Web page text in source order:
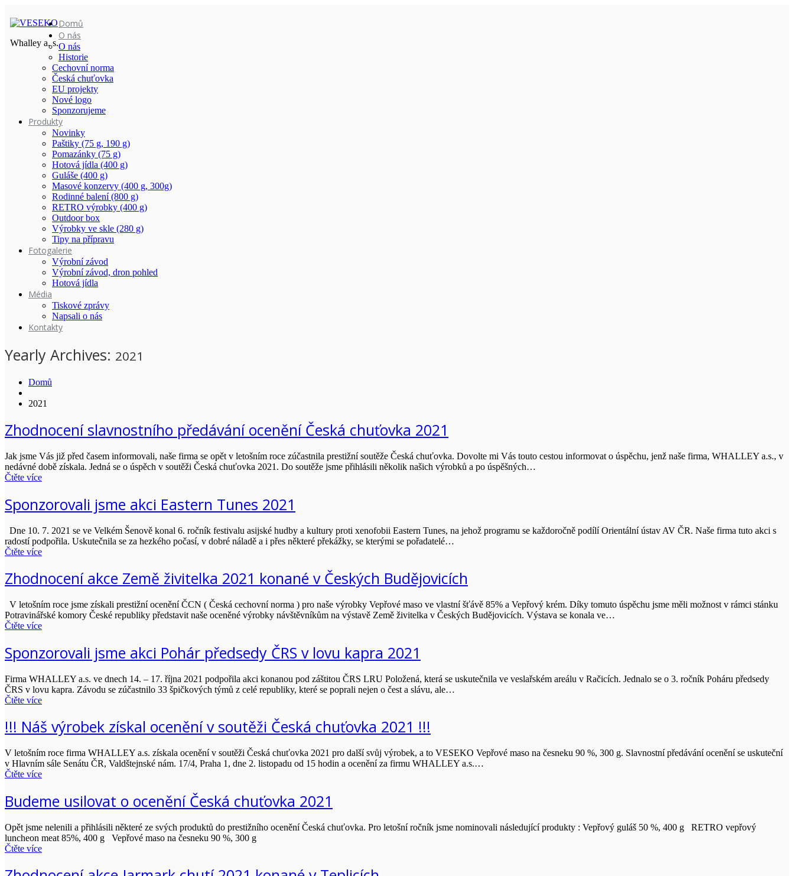
Whalley a. s.
Domů
O nás
O nás
Historie
Cechovní norma
Česká chuťovka
EU projekty
Nové logo
Sponzorujeme
Produkty
Novinky
Paštiky (75 g, 190 g)
Pomazánky (75 g)
Hotová jídla (400 g)
Guláše (400 g)
Masové konzervy (400 g, 300g)
Rodinné balení (800 g)
RETRO výrobky (400 g)
Outdoor box
Výrobky ve skle (280 g)
Tipy na přípravu
Fotogalerie
Výrobní závod
Výrobní závod, dron pohled
Hotová jídla
Média
Tiskové zprávy
Napsali o nás
Kontakty
Yearly Archives: 2021
Domů
2021
Zhodnocení slavnostního předávání ocenění Česká chuťovka 2021
Jak jsme Vás již před časem informovali, naše firma se opět v letošním roce zúčastnila prestižní soutěže Česká chuťovka. Dovolte mi Vás touto cestou informovat o úspěchu, jenž naše firma, WHALLEY a.s., v
nedávné době získala. Jedná se o úspěch v soutěži Česká chuťovka 2021. Do soutěže jsme přihlásili několik našich výrobků a po úspěšných…
Čtěte více
Sponzorovali jsme akci Eastern Tunes 2021
Dne 10. 7. 2021 se ve Velkém Šenově konal 6. ročník festivalu asijské hudby a kultury proti xenofobii Eastern Tunes, na jehož programu se každoročně podílí Orientální ústav AV ČR. Naše firma tuto akci s
radostí podpořila. Uskutečnila se za hezkého počasí, v dobré náladě a i přes některé překážky, se kterými se pořadatelé…
Čtěte více
Zhodnocení akce Země živitelka 2021 konané v Českých Budějovicích
V letošním roce jsme získali prestižní ocenění ČCN ( Česká cechovní norma ) pro naše výrobky Vepřové maso ve vlastní šťávě 85% a Vepřový krém. Díky tomuto úspěchu jsme měli možnost v rámci stánku
Potravinářské komory České republiky představit naše oceněné výrobky návštěvníkům na výstavě Země živitelka v Českých Budějovicích. Výstava se konala ve…
Čtěte více
Sponzorovali jsme akci Pohár předsedy ČRS v lovu kapra 2021
Firma WHALLEY a.s. ve dnech 14. – 17. října 2021 podpořila akci konanou pod záštitou ČRS LRU Položená, která se uskutečnila ve veslařském areálu v Račicích. Jednalo se o 3. ročník Poháru předsedy
ČRS v lovu kapra. Závodu se zúčastnilo 33 špičkových týmů z celé republiky, které se poprali nejen o čest a slávu, ale…
Čtěte více
!!! Náš výrobek získal ocenění v soutěži Česká chuťovka 2021 !!!
V letošním roce firma WHALLEY a.s. získala ocenění v soutěži Česká chuťovka 2021 pro další svůj výrobek, a to VESEKO Vepřové maso na česneku 90 %, 300 g. Slavnostní předávání ocenění se uskuteční
v Hlavním sále Senátu ČR, Valdštejnské nám. 17/4, Praha 1, dne 2. listopadu od 15 hodin a ocenění za firmu WHALLEY a.s.…
Čtěte více
Budeme usilovat o ocenění Česká chuťovka 2021
Opět jsme nelenili a přihlásili některé ze svých produktů do prestižního ocenění Česká chuťovka. Pro letošní ročník jsme nominovali následující produkty : Vepřový guláš 50 %, 400 g RETRO vepřový
luncheon meat 85%, 400 g Vepřové maso na česneku 90 %, 300 g
Čtěte více